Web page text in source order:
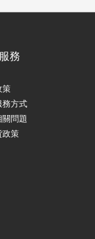
務
策
方式
問題
政策